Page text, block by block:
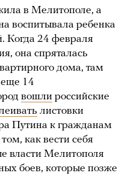
в Мелитополе, а
воспитывала ребенка
Когда 24 февраля
она спряталась
дома, там
14
вошли российские
листовки
Путина к гражданам
как вести себя
власти Мелитополя
боев, которые позже